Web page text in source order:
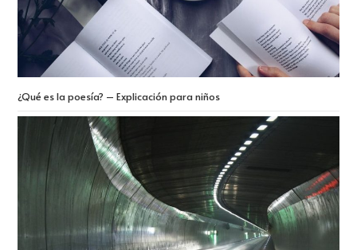
¿Qué es la poesía? – Explicación para niños